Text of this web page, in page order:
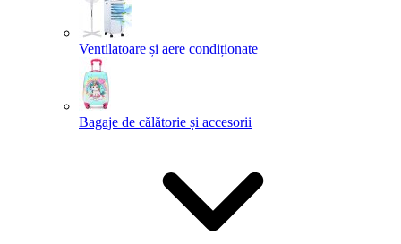
Ventilatoare și aere condiționate
Bagaje de călătorie și accesorii